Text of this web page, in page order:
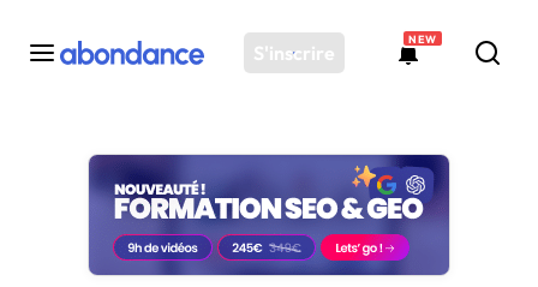
S'inscrire
NEW
Toutes les actus
Actus SEO
Plateforme